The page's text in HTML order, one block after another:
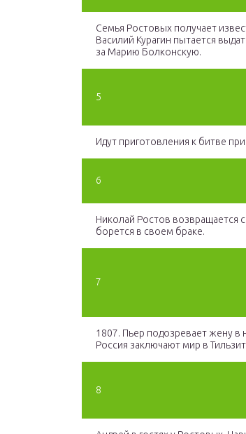
Семья Ростовых получает
Василий Курагин пытается
за Марию Болконскую.
5
Идут приготовления к битве
6
Николай Ростов возвращается
борется в своем браке.
7
1807. Пьер подозревает жену в
Россия заключают мир в
8